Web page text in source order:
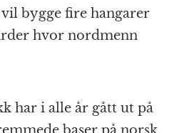
bygge fire hangarer
hvor nordmenn
har i alle år gått ut på